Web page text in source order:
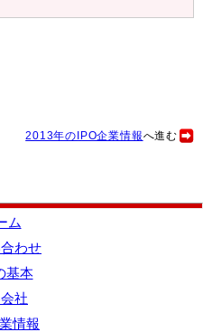
2013年のIPO企業情報へ進む
ム
わせ
基本
社
情報